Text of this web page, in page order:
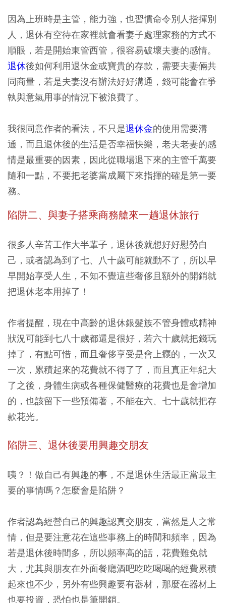
因為上班時是主管，能力強，也習慣命令別人指揮別
人，退休有空待在家裡就會看妻子處理家務的方式不
順眼，若是開始東管西管，很容易破壞夫妻的感情。
退休後如何利用退休金或寶貴的存款，需要夫妻倆共
同商量，若是夫妻沒有辦法好好溝通，錢可能會在爭
執與意氣用事的情況下被浪費了。
我很同意作者的看法，不只是退休金的使用需要溝
通，而且退休後的生活是否幸福快樂，老夫老妻的感
情是最重要的因素，因此從職場退下來的主管千萬要
隨和一點，不要把老婆當成屬下來指揮的確是第一要
務。
陷阱二、與妻子搭乘商務艙來一趟退休旅行
很多人辛苦工作大半輩子，退休後就想好好慰勞自
己，或者認為到了七、八十歲可能就動不了，所以早
早開始享受人生，不知不覺這些奢侈且額外的開銷就
把退休老本用掉了！
作者提醒，現在中高齡的退休銀髮族不管身體或精神
狀況可能到七八十歲都還是很好，若六十歲就把錢玩
掉了，有點可惜，而且奢侈享受是會上癮的，一次又
一次，累積起來的花費就不得了了，而且真正年紀大
了之後，身體生病或各種保健醫療的花費也是會增加
的，也該留下一些預備著，不能在六、七十歲就把存
款花光。
陷阱三、退休後要用興趣交朋友
咦？！做自己有興趣的事，不是退休生活最正當最主
要的事情嗎？怎麼會是陷阱？
作者認為經營自己的興趣認真交朋友，當然是人之常
情，但是要注意花在這些事務上的時間和頻率，因為
若是退休後時間多，所以頻率高的話，花費難免就
大，尤其與朋友在外面餐廳酒吧吃吃喝喝的經費累積
起來也不少，另外有些興趣要有器材，那麼在器材上
也要投資，恐怕也是筆開銷。